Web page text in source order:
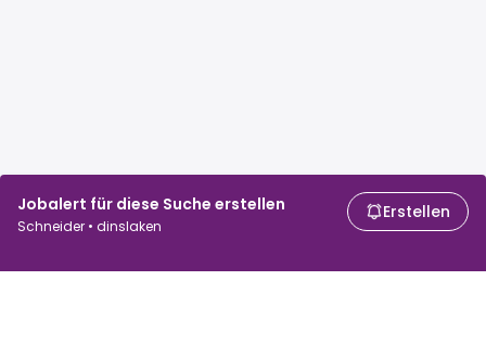
Jobalert für diese Suche erstellen
Schneider • dinslaken
Erstellen